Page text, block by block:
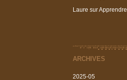
Laure surApprendre
ARCHIVES
2025-05